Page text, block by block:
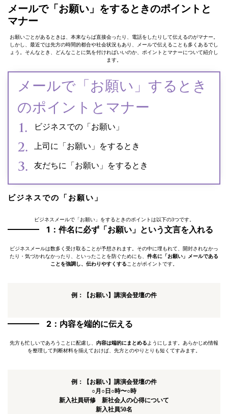
メールで「お願い」をするときのポイントと
マナー
お願いごとがあるときは、本来ならば直接会ったり、電話をしたりして伝えるのがマナー。
しかし、最近では先方の時間的都合や社会状況もあり、メールで伝えることも多くあるでし
ょう。そんなとき、どんなことに気を付ければいいのか、ポイントとマナーについて紹介し
ます。
メールで「お願い」するとき
のポイントとマナー
ビジネスでの「お願い」
上司に「お願い」をするとき
友だちに「お願い」をするとき
ビジネスでの「お願い」
ビジネスメールで「お願い」をするときのポイントは以下の3つです。
1：件名に必ず「お願い」という文言を入れる
ビジネスメールは数多く受け取ることが予想されます。その中に埋もれて、開封されなかっ
たり・気づかれなかったり、といったことを防ぐためにも、 件名に「お願い」メールである
ことを強調し、伝わりやすくする ことがポイントです。
例：【お願い】講演会登壇の件
2：内容を端的に伝える
先方も忙しいであろうことに配慮し、 内容は端的にまとめる ようにします。あらかじめ情報
を整理して判断材料を揃えておけば、先方とのやりとりも短くてすみます。
例：【お願い】講演会登壇の件
○月○日○時〜○時
新入社員研修 新社会人の心得について
新入社員50名